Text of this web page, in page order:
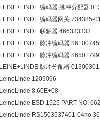
LEINE+LINDE 编码器 脉冲分配器
LEINE+LINDE 编码器网关 734385-
LEINE+LINDE 联轴器 466333333
LEINE+LINDE 脉冲编码器
LEINE+LINDE 脉冲编码器
LEINE+LINDE 脉冲分配器 01300301
LeineLinde 1209096
LeineLinde 8.60E+08
LeineLinde ESD 1525 PART NO.
LeineLinde RS1503537401-